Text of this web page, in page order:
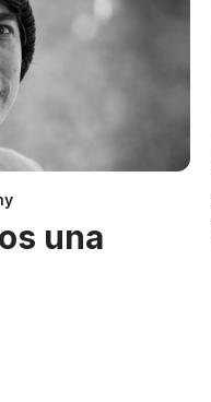
una